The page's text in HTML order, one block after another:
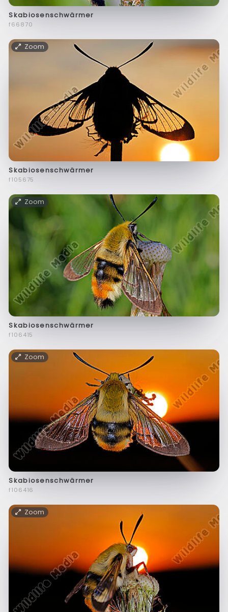
Skabiosenschwärmer
f66870
Zoom
Skabiosenschwärmer
f105675
Zoom
Skabiosenschwärmer
f106415
Zoom
Skabiosenschwärmer
f106416
Zoom